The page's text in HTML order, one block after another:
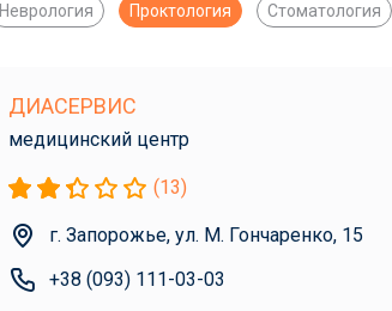
Неврология Проктология Стоматология
ДИАСЕРВИС
медицинский центр
(13)
г. Запорожье, ул. М. Гончаренко, 15
+38 (093) 111-03-03